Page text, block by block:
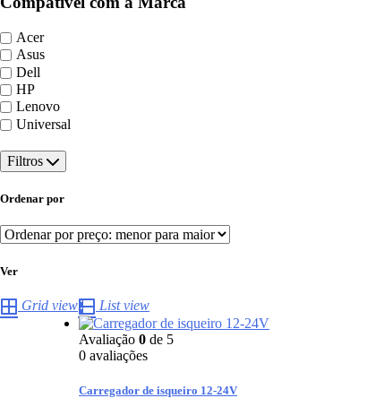
Acer
Asus
Dell
HP
Lenovo
Universal
Filtros
Ordenar por
Ver
Grid view List view
Avaliação 0 de 5
0 avaliações
Carregador de isqueiro 12-24V